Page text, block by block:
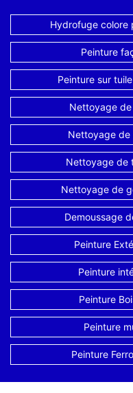
Hydrofuge colore
Peinture
Peinture sur
Nettoyage
Nettoyage de
Nettoyage de
Nettoyage de
Demoussage
Peinture
Peinture
Peinture
Peinture
Peinture